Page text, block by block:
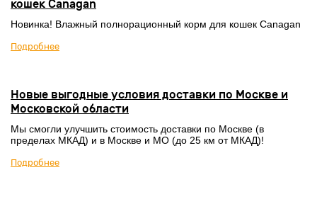
кошек Canagan
Новинка! Влажный полнорационный корм для кошек Canagan
Подробнее
Новые выгодные условия доставки по Москве и
Московской области
Мы смогли улучшить стоимость доставки по Москве (в
пределах МКАД) и в Москве и МО (до 25 км от МКАД)!
Подробнее